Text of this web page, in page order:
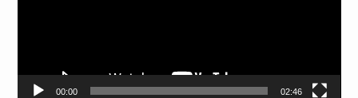
00:00 02:46